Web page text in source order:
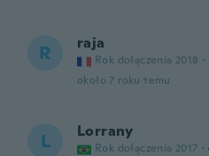
R raja
Rok dołączenia 2018 ·
około 7 roku temu
L Lorrany
Rok dołączenia 2017 ·